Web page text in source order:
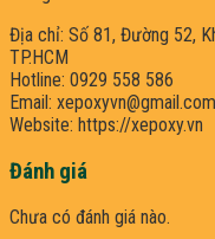
Địa chỉ: Số 81, Đường 52,
TP.HCM
Hotline: 0929 558 586
Email: xepoxyvn@gmail.com
Website: https://xepoxy.vn
Đánh giá
Chưa có đánh giá nào.